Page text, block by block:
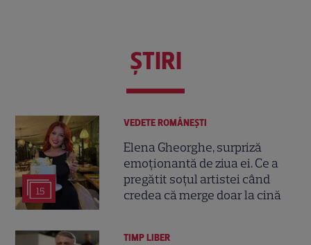
ŞTIRI
15
VEDETE ROMÂNEŞTI
Elena Gheorghe, surpriză
emoționantă de ziua ei. Ce a
pregătit soțul artistei când
credea că merge doar la cină
TIMP LIBER